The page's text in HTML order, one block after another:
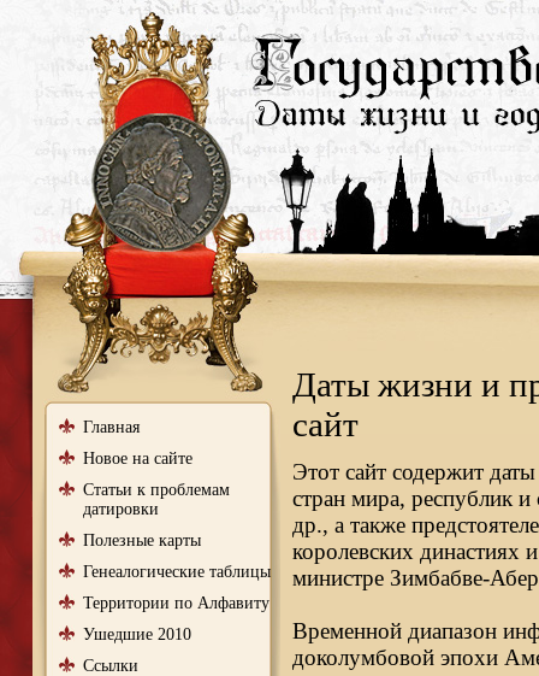
Главная
Новое на сайте
Статьи к проблемам
датировки
Полезные карты
Генеалогические таблицы
Территории по Алфавиту
Ушедшие 2010
Ссылки
Даты жизни и
сайт
Этот сайт содержит
стран мира, республик и
др., а также
королевских династиях
министре Зимбабве-
Временной диапазон
доколумбовой эпохи